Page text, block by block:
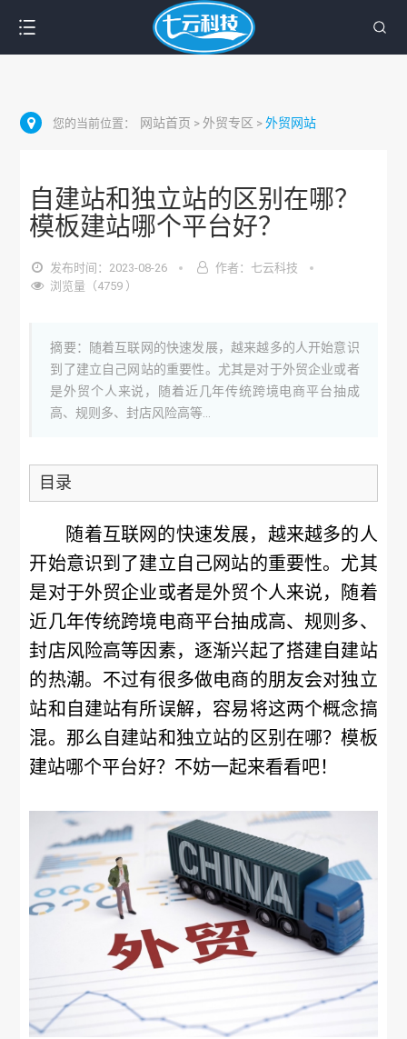
您的当前位置： 网站首页 > 外贸专区 >外贸网站
自建站和独立站的区别在哪？
模板建站哪个平台好？
发布时间：2023-08-26
作者：七云科技
浏览量（4759 ）
摘要：随着互联网的快速发展，越来越多的人开始意识
到了建立自己网站的重要性。尤其是对于外贸企业或者
是外贸个人来说，随着近几年传统跨境电商平台抽成
高、规则多、封店风险高等...
目录
随着互联网的快速发展，越来越多的人
开始意识到了建立自己网站的重要性。尤其
是对于外贸企业或者是外贸个人来说，随着
近几年传统跨境电商平台抽成高、规则多、
封店风险高等因素，逐渐兴起了搭建自建站
的热潮。不过有很多做电商的朋友会对独立
站和自建站有所误解，容易将这两个概念搞
混。那么自建站和独立站的区别在哪？模板
建站哪个平台好？不妨一起来看看吧！